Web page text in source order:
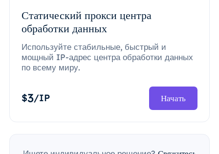
Статический прокси центра
обработки данных
Используйте стабильные, быстрый и
мощный IP-адрес центра обработки данных
по всему миру.
$3/IP Начать